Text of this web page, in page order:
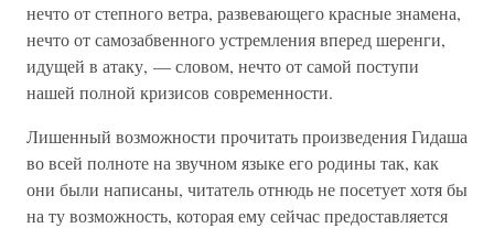
нечто от степного ветра, развевающего красные знамена,
нечто от самозабвенного устремления вперед шеренги,
идущей в атаку, — словом, нечто от самой поступи
нашей полной кризисов современности.
Лишенный возможности прочитать произведения Гидаша
во всей полноте на звучном языке его родины так, как
они были написаны, читатель отнюдь не посетует хотя бы
на ту возможность, которая ему сейчас предоставляется